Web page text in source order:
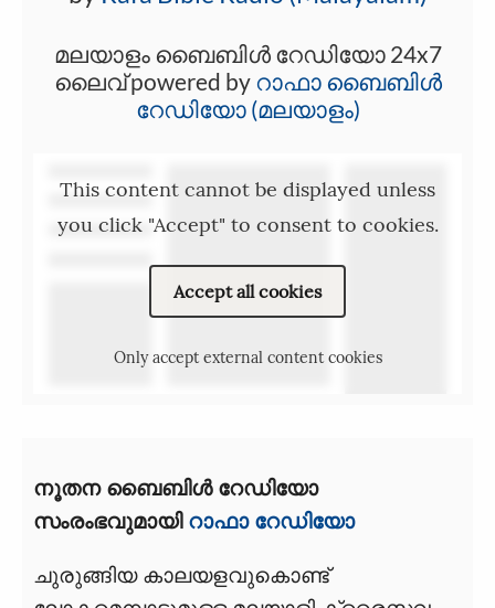
മലയാളം ബൈബിൾ റേഡിയോ 24x7
ലൈവ് powered by റാഫാ ബൈബിൾ
റേഡിയോ (മലയാളം)
This content cannot be displayed unless
you click "Accept" to consent to cookies.
Accept all cookies
Only accept external content cookies
നൂതന ബൈബിൾ റേഡിയോ
സംരംഭവുമായി റാഫാ റേഡിയോ
ചുരുങ്ങിയ കാലയളവുകൊണ്ട്